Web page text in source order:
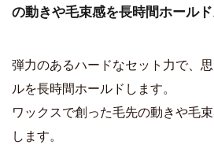
の動きや毛束感を長時間ホール
弾力のあるハードなセット力で、
ルを長時間ホールドします。
ワックスで創った毛先の動きや毛
します。